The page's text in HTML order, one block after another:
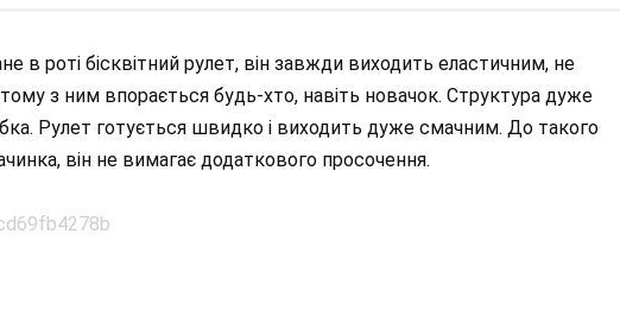
в роті бісквітний рулет, він завжди виходить еластичним, не
з ним впорається будь-хто, навіть новачок. Структура дуже
Рулет готується швидко і виходить дуже смачним. До такого
він не вимагає додаткового просочення.